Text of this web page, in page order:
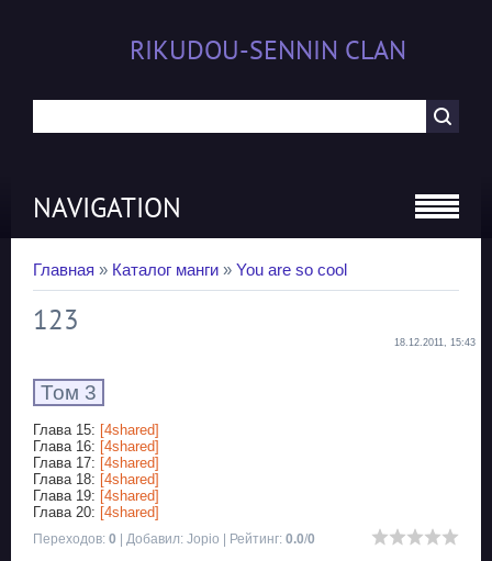
RIKUDOU-SENNIN CLAN
NAVIGATION
Главная » Каталог манги » You are so cool
123
18.12.2011, 15:43
Том 3
Глава 15: [4shared]
Глава 16: [4shared]
Глава 17: [4shared]
Глава 18: [4shared]
Глава 19: [4shared]
Глава 20: [4shared]
Переходов: 0 Добавил: Jopio Рейтинг: 0.0/0